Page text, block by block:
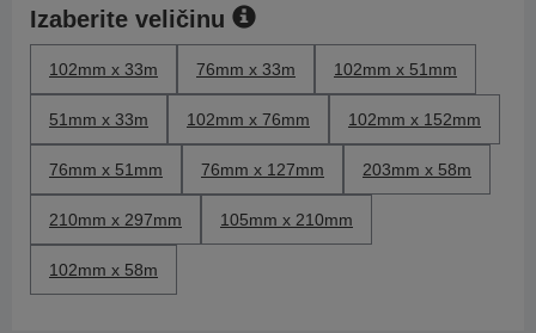
Izaberite veličinu
102mm x 33m 76mm x 33m 102mm x 51mm
51mm x 33m 102mm x 76mm 102mm x 152mm
76mm x 51mm 76mm x 127mm 203mm x 58m
210mm x 297mm 105mm x 210mm
102mm x 58m